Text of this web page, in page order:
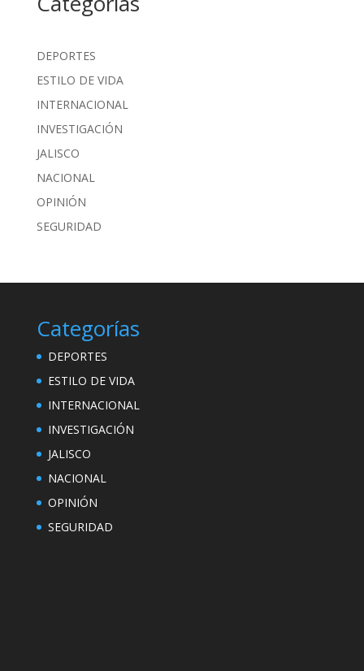
DEPORTES
ESTILO DE VIDA
INTERNACIONAL
INVESTIGACIÓN
JALISCO
NACIONAL
OPINIÓN
SEGURIDAD
Categorías
DEPORTES
ESTILO DE VIDA
INTERNACIONAL
INVESTIGACIÓN
JALISCO
NACIONAL
OPINIÓN
SEGURIDAD